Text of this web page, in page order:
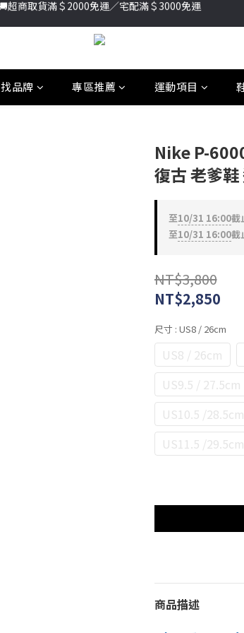
加入新會員送首購金＄100🔥點我註冊➞
找品牌 專區推薦 運動項目
Nike P-
復古 老爹
至10/31 16:00截
至10/31 16:00截
NT$3,800
NT$2,850
尺寸 : US8 / 26cm
US8 / 26cm
US9.5 / 27.5cm
US10.5 /28.5cm
US11.5 /29.5cm
商品描述